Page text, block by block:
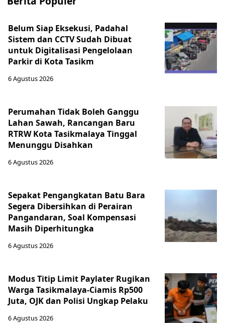
Belum Siap Eksekusi, Padahal
Sistem dan CCTV Sudah Dibuat
untuk Digitalisasi Pengelolaan
Parkir di Kota Tasikm
6 Agustus 2026
Perumahan Tidak Boleh Ganggu
Lahan Sawah, Rancangan Baru
RTRW Kota Tasikmalaya Tinggal
Menunggu Disahkan
6 Agustus 2026
Sepakat Pengangkatan Batu Bara
Segera Dibersihkan di Perairan
Pangandaran, Soal Kompensasi
Masih Diperhitungka
6 Agustus 2026
Modus Titip Limit Paylater Rugikan
Warga Tasikmalaya-Ciamis Rp500
Juta, OJK dan Polisi Ungkap Pelaku
6 Agustus 2026